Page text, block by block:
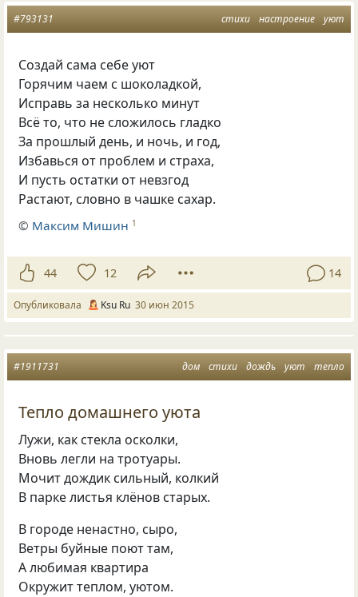
стихи настроение уют
#793131
Создай сама себе уют
Горячим чаем с шоколадкой,
Исправь за несколько минут
Всё то, что не сложилось гладко
За прошлый день, и ночь, и год,
Избавься от проблем и страха,
И пусть остатки от невзгод
Растают, словно в чашке сахар.
© Максим Мишин 1
44 12 14
Опубликовала Ksu Ru 30 июн 2015
дом стихи дождь уют тепло
#1911731
Тепло домашнего уюта
Лужи, как стекла осколки,
Вновь легли на тротуары.
Мочит дождик сильный, колкий
В парке листья клёнов старых.
В городе ненастно, сыро,
Ветры буйные поют там,
А любимая квартира
Окружит теплом, уютом.